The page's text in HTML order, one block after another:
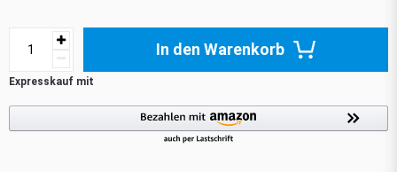
In den Warenkorb